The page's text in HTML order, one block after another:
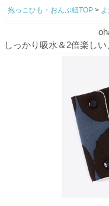
抱っこひも・おんぶ紐TOP >
しっかり吸水＆2倍楽し